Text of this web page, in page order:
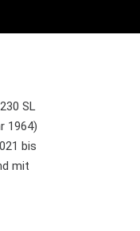
SL
1964)
bis
mit